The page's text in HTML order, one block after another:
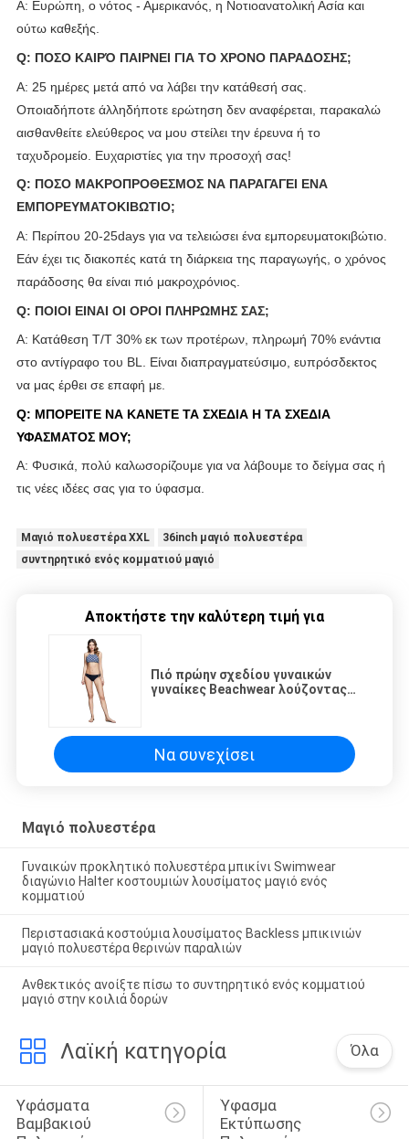
Α: Ευρώπη, ο νότος - Αμερικανός, η Νοτιοανατολική Ασία και
ούτω καθεξής.
Q: ΠΟΣΟ ΚΑΙΡΌ ΠΑΙΡΝΕΙ ΓΙΑ ΤΟ ΧΡΟΝΟ ΠΑΡΑΔΟΣΗΣ;
Α: 25 ημέρες μετά από να λάβει την κατάθεσή σας.
Οποιαδήποτε άλληδήποτε ερώτηση δεν αναφέρεται, παρακαλώ
αισθανθείτε ελεύθερος να μου στείλει την έρευνα ή το
ταχυδρομείο. Ευχαριστίες για την προσοχή σας!
Q: ΠΟΣΟ ΜΑΚΡΟΠΡΟΘΕΣΜΟΣ ΝΑ ΠΑΡΑΓΑΓΕΙ ΕΝΑ
ΕΜΠΟΡΕΥΜΑΤΟΚΙΒΩΤΙΟ;
Α: Περίπου 20-25days για να τελειώσει ένα εμπορευματοκιβώτιο.
Εάν έχει τις διακοπές κατά τη διάρκεια της παραγωγής, ο χρόνος
παράδοσης θα είναι πιό μακροχρόνιος.
Q: ΠΟΙΟΙ ΕΙΝΑΙ ΟΙ ΟΡΟΙ ΠΛΗΡΩΜΗΣ ΣΑΣ;
Α: Κατάθεση T/T 30% εκ των προτέρων, πληρωμή 70% ενάντια
στο αντίγραφο του BL. Είναι διαπραγματεύσιμο, ευπρόσδεκτος
να μας έρθει σε επαφή με.
Q: ΜΠΟΡΕΙΤΕ ΝΑ ΚΑΝΕΤΕ ΤΑ ΣΧΕΔΙΑ Η ΤΑ ΣΧΕΔΙΑ
ΥΦΑΣΜΑΤΟΣ ΜΟΥ;
Α: Φυσικά, πολύ καλωσορίζουμε για να λάβουμε το δείγμα σας ή
τις νέες ιδέες σας για το ύφασμα.
Μαγιό πολυεστέρα XXL
36inch μαγιό πολυεστέρα
συντηρητικό ενός κομματιού μαγιό
Αποκτήστε την καλύτερη τιμή για
Πιό πρώην σχεδίου γυναικών
γυναίκες Beachwear λούζοντας
Να συνεχίσει
Μαγιό πολυεστέρα
Γυναικών προκλητικό πολυεστέρα μπικίνι Swimwear
διαγώνιο Halter κοστουμιών λουσίματος μαγιό ενός
κομματιού
Περιστασιακά κοστούμια λουσίματος Backless μπικινιών
μαγιό πολυεστέρα θερινών παραλιών
Ανθεκτικός ανοίξτε πίσω το συντηρητικό ενός κομματιού
μαγιό στην κοιλιά δορών
Λαϊκή κατηγορία Όλα
Υφάσματα
Βαμβακιού
Ύφασμα
Εκτύπωσης